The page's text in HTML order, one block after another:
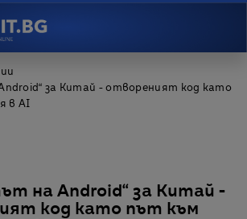
за Китай - отвореният код като
в AI
на Android“ за Китай -
код като път към